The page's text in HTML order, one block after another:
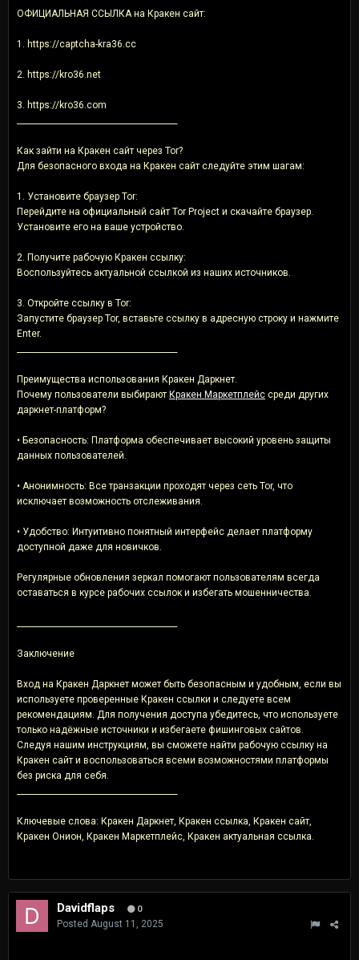
ОФИЦИАЛЬНАЯ ССЫЛКА на Кракен сайт:
1. https://captcha-kra36.cc
2. https://kro36.net
3. https://kro36.com
Как зайти на Кракен сайт через Tor?
Для безопасного входа на Кракен сайт следуйте этим шагам:
1. Установите браузер Tor:
Перейдите на официальный сайт Tor Project и скачайте браузер.
Установите его на ваше устройство.
2. Получите рабочую Кракен ссылку:
Воспользуйтесь актуальной ссылкой из наших источников.
3. Откройте ссылку в Tor:
Запустите браузер Tor, вставьте ссылку в адресную строку и нажмите
Enter.
Преимущества использования Кракен Даркнет.
Почему пользователи выбирают Кракен Маркетплейс среди других
даркнет-платформ?
• Безопасность: Платформа обеспечивает высокий уровень защиты
данных пользователей.
• Анонимность: Все транзакции проходят через сеть Tor, что
исключает возможность отслеживания.
• Удобство: Интуитивно понятный интерфейс делает платформу
доступной даже для новичков.
Регулярные обновления зеркал помогают пользователям всегда
оставаться в курсе рабочих ссылок и избегать мошенничества.
Заключение
Вход на Кракен Даркнет может быть безопасным и удобным, если вы
используете проверенные Кракен ссылки и следуете всем
рекомендациям. Для получения доступа убедитесь, что используете
только надёжные источники и избегаете фишинговых сайтов.
Следуя нашим инструкциям, вы сможете найти рабочую ссылку на
Кракен сайт и воспользоваться всеми возможностями платформы
без риска для себя.
Ключевые слова: Кракен Даркнет, Кракен ссылка, Кракен сайт,
Кракен Онион, Кракен Маркетплейс, Кракен актуальная ссылка.
Davidflaps 0
Posted August 11, 2025